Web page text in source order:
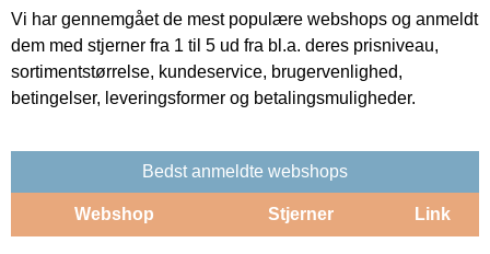
Vi har gennemgået de mest populære webshops og anmeldt
dem med stjerner fra 1 til 5 ud fra bl.a. deres prisniveau,
sortimentstørrelse, kundeservice, brugervenlighed,
betingelser, leveringsformer og betalingsmuligheder.
Bedst anmeldte webshops
Webshop Stjerner Link